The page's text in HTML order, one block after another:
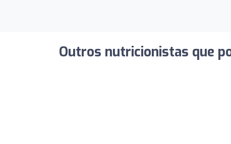
Outros nutricionistas que